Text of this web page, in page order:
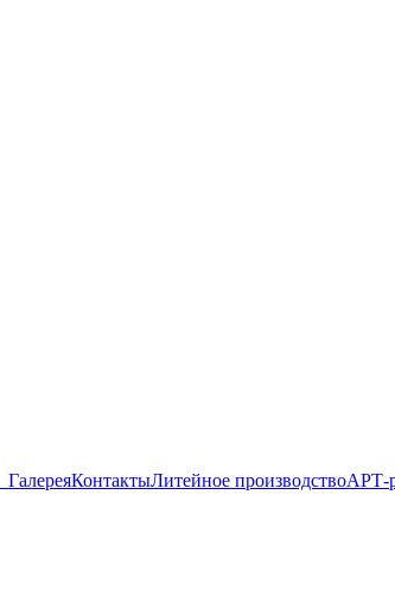
ГалереяКонтактыЛитейное производствоАРТ-